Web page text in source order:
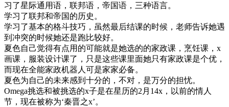
习了星际通用语，联邦语，帝国语，三种语言。
学习了联邦和帝国的历史。
学习了基本的格斗技巧，虽然最后结课的时候，老师告诉她遇
到冲突的时候她还是跑比较好。
夏色自己觉得有点用的可能就是她选的的家政课，烹饪课，x
画课，服装设计课了，只是这些课里面她只有家政课是个优，
而现在全能家政机器人可是家家必备。
夏色为自己的未来感到十分的，不对，是万分的担忧。
Omega挑选和被挑选的x子是在星历的2月14x，以前的情人
节，现在被称为‘秦晋之x’。